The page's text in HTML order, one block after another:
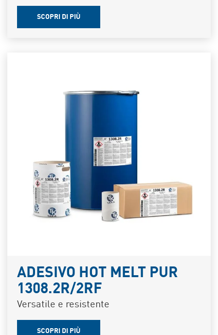
SCOPRI DI PIÙ
ADESIVO HOT MELT PUR
1308.2R/2RF
Versatile e resistente
SCOPRI DI PIÙ